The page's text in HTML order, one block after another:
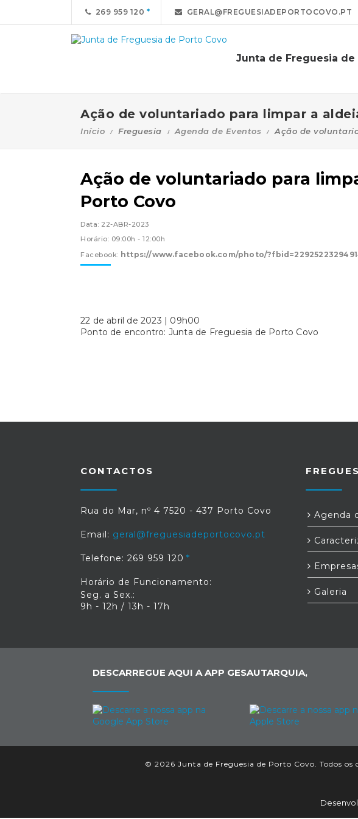
269 959 120 GERAL@FREGUESIADEPORTOCOVO.PT
Junta de Freguesia de
Ação de voluntariado para limpar a
Início Freguesia Agenda de Eventos Ação de
Ação de voluntariado para
Porto Covo
Data: 22-ABR-2023
Horário: 09:00h - 12:00h
Facebook: https://www.facebook.com/photo/
22 de abril de 2023 | 09h00
Ponto de encontro: Junta de Freguesia de Porto Covo
CONTACTOS
Rua do Mar, nº 4 7520 - 437 Porto Covo
Email: geral@freguesiadeportocovo.pt
Telefone: 269 959 120
Horário de Funcionamento:
Seg. a Sex.:
9h - 12h / 13h - 17h
Agenda
Galeria
DESCARREGUE AQUI A APP GESAUTARQUIA,
© 2026 Junta de Freguesia de Porto Covo. Todos os